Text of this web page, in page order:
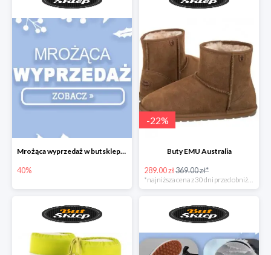
Mrożąca wyprzedaż w butsklep.pl
40%
-22%
Buty EMU Australia
289.00 zł369.00 zł*
*najniższa cena z 30 dni przed obniżką